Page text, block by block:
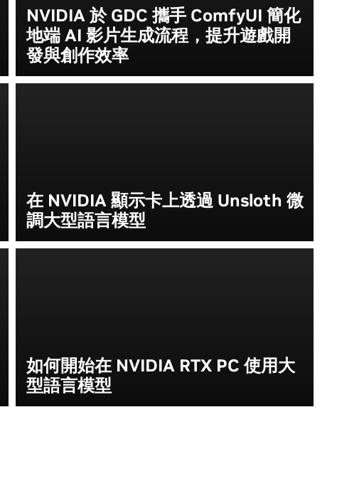
NVIDIA 於 GDC 攜手 ComfyUI 簡化
地端 AI 影片生成流程，提升遊戲開
發與創作效率
在 NVIDIA 顯示卡上透過 Unsloth 微
調大型語言模型
如何開始在 NVIDIA RTX PC 使用大
型語言模型